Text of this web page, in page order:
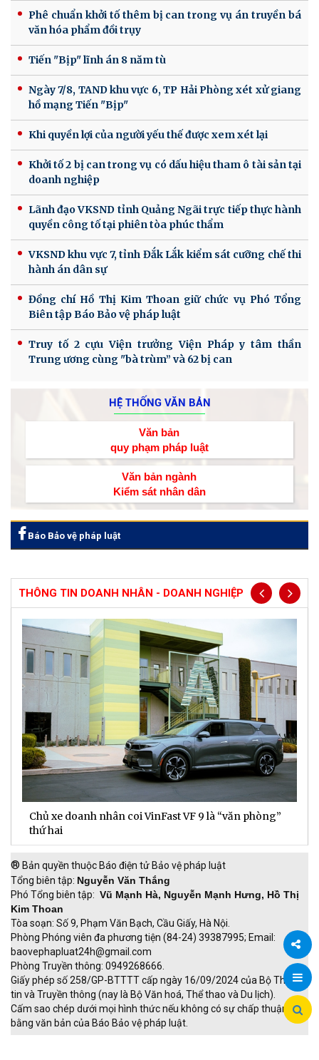
Chia
Phê chuẩn khởi tố thêm bị can trong vụ án truyền bá
văn hóa phẩm đồi trụy
Tiến "Bịp" lĩnh án 8 năm tù
Ngày 7/8, TAND khu vực 6, TP Hải Phòng xét xử giang
hồ mạng Tiến "Bịp"
Khi quyền lợi của người yếu thế được xem xét lại
Khởi tố 2 bị can trong vụ có dấu hiệu tham ô tài sản tại
doanh nghiệp
Lãnh đạo VKSND tỉnh Quảng Ngãi trực tiếp thực hành
quyền công tố tại phiên tòa phúc thẩm
VKSND khu vực 7, tỉnh Đắk Lắk kiểm sát cưỡng chế thi
hành án dân sự
Đồng chí Hồ Thị Kim Thoan giữ chức vụ Phó Tổng
Biên tập Báo Bảo vệ pháp luật
Truy tố 2 cựu Viện trưởng Viện Pháp y tâm thần
Trung ương cùng "bà trùm” và 62 bị can
HỆ THỐNG VĂN BẢN
Văn bản
quy phạm pháp luật
Văn bản ngành
Kiểm sát nhân dân
Báo Bảo vệ pháp luật
THÔNG TIN DOANH NHÂN - DOANH NGHIỆP
Chủ xe doanh nhân coi VinFast VF 9 là “văn phòng”
thứ hai
® Bản quyền thuộc Báo điện tử Bảo vệ pháp luật
Tổng biên tập: Nguyễn Văn Thắng
Phó Tổng biên tập: Vũ Mạnh Hà, Nguyễn Mạnh Hưng, Hồ Thị
Kim Thoan
Tòa soạn: Số 9, Phạm Văn Bạch, Cầu Giấy, Hà Nội.
Phòng Phóng viên đa phương tiện (84-24) 39387995; Email:
baovephapluat24h@gmail.com
Phòng Truyền thông: 0949268666.
Giấy phép số 258/GP-BTTTT cấp ngày 16/09/2024 của Bộ Thông
tin và Truyền thông (nay là Bộ Văn hoá, Thể thao và Du lịch).
Cấm sao chép dưới mọi hình thức nếu không có sự chấp thuận
bằng văn bản của Báo Bảo vệ pháp luật.